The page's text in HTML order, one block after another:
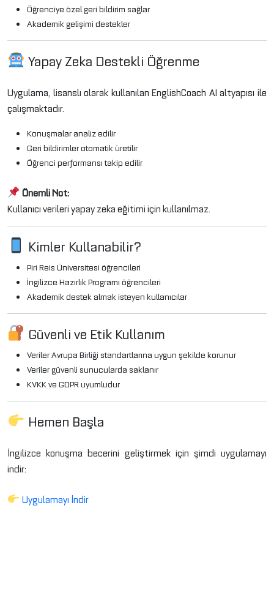
Öğrenciye özel geri bildirim sağlar
Akademik gelişimi destekler
Yapay Zeka Destekli Öğrenme
Uygulama, lisanslı olarak kullanılanEnglishCoach AI altyapısı ile
çalışmaktadır.
Konuşmalar analiz edilir
Geri bildirimler otomatik üretilir
Öğrenci performansı takip edilir
Önemli Not:
Kullanıcı verileri yapay zeka eğitimi için kullanılmaz.
Kimler Kullanabilir?
Piri Reis Üniversitesi öğrencileri
İngilizce Hazırlık Programı öğrencileri
Akademik destek almak isteyen kullanıcılar
Güvenli ve Etik Kullanım
Veriler Avrupa Birliği standartlarına uygun şekilde korunur
Veriler güvenli sunucularda saklanır
KVKK ve GDPR uyumludur
Hemen Başla
İngilizce konuşma becerini geliştirmek için şimdi uygulamayı
indir:
Uygulamayı İndir